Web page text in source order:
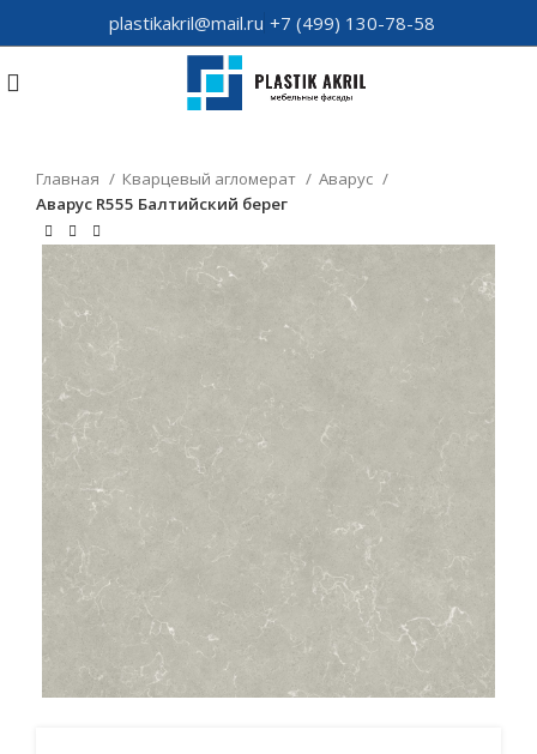
plastikakril@mail.ru +7 (499) 130-78-58
Главная Кварцевый агломерат
Аварус
Аварус R555 Балтийский берег